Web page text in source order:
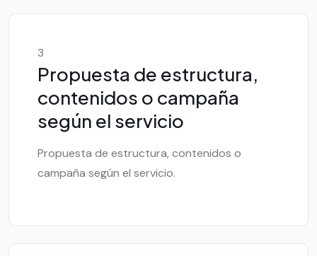
3
Propuesta de estructura,
contenidos o campaña
según el servicio
Propuesta de estructura, contenidos o
campaña según el servicio.